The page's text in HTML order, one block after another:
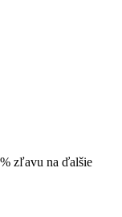
zľavu na ďalšie